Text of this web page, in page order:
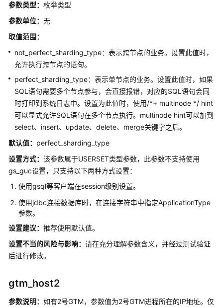
修
复
在
线
创
引
在
DDL
据
命
管
OLTP
参数类型： 枚举类型
参数单位： 无
取值范围：
not_perfect_sharding_type：表示跨节点的业务。设置此值时，
允许执行跨节点的语句。
perfect_sharding_type：表示单节点的业务。设置此值时，如果
SQL语句需要多个节点参与，会直接报错，对应的SQL语句会同
时打印到系统日志中。设置为此值时，使用/*+ multinode */ hint
可以显式允许SQL语句在多个节点执行。multinode hint可以加到
select、insert、update、delete、merge关键字之后。
默认值： perfect_sharding_type
设置方式： 该参数属于USERSET类型参数，此参数不支持使用
gs_guc设置，只支持以下两种方式设置：
使用gsql等客户端在session级别设置。
使用jdbc连接数据库时，在连接字符串中指定ApplicationType
参数。
设置建议： 推荐使用默认值。
设置不当的风险与影响： 请在充分理解参数含义，并经过测试验证
后进行修改。
gtm_host2
参数说明： 如有2号GTM，参数值为2号GTM进程所在的IP地址。仅